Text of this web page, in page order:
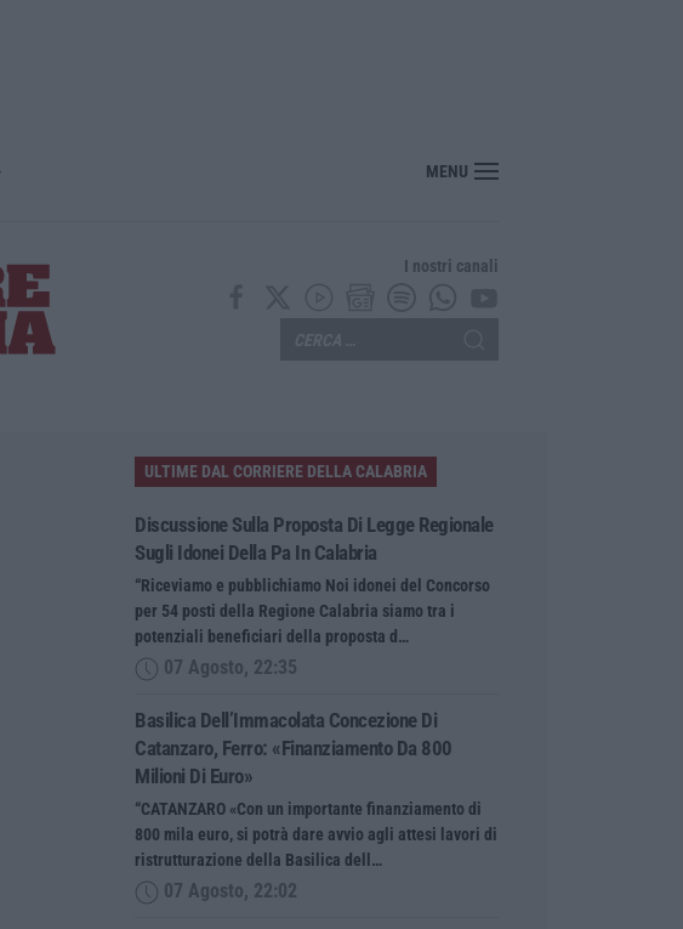
Renzi: «Conte? Sarebbe delittuoso vannaccizzare la coalizione»
MENU
I nostri canali
ULTIME DAL CORRIERE DELLA CALABRIA
Discussione Sulla Proposta Di Legge Regionale
Sugli Idonei Della Pa In Calabria
“Riceviamo e pubblichiamo Noi idonei del Concorso
per 54 posti della Regione Calabria siamo tra i
potenziali beneficiari della proposta d…
07 Agosto, 22:35
Basilica Dell’Immacolata Concezione Di
Catanzaro, Ferro: «finanziamento Da 800
Milioni Di Euro»
“CATANZARO «Con un importante finanziamento di
800 mila euro, si potrà dare avvio agli attesi lavori di
ristrutturazione della Basilica dell…
07 Agosto, 22:02